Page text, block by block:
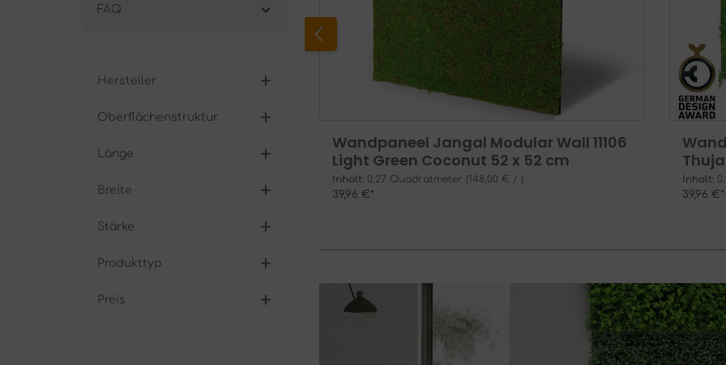
FAQ
Hersteller
Oberflächenstruktur
Länge
Breite
Stärke
Produkttyp
Preis
Wandpaneel Jangal Modular Wall 11106
Light Green Coconut 52 x 52 cm
Inhalt: 0.27 Quadratmeter (148,00 € / )
39,96 €*
Inhalt:
39,96 €*